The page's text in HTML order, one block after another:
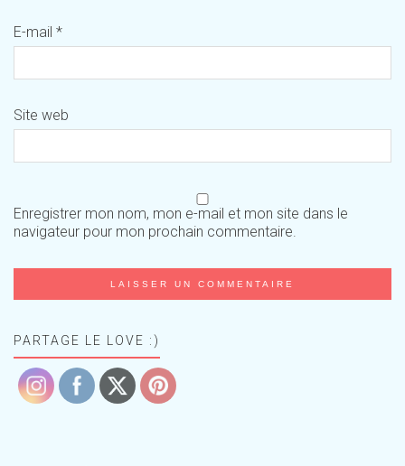
E-mail *
Site web
Enregistrer mon nom, mon e-mail et mon site dans le
navigateur pour mon prochain commentaire.
PARTAGE LE LOVE :)